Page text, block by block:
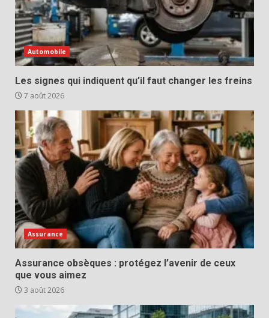
Automobile
Les signes qui indiquent qu’il faut changer les freins
7 août 2026
Assurance
Assurance obsèques : protégez l’avenir de ceux
que vous aimez
3 août 2026